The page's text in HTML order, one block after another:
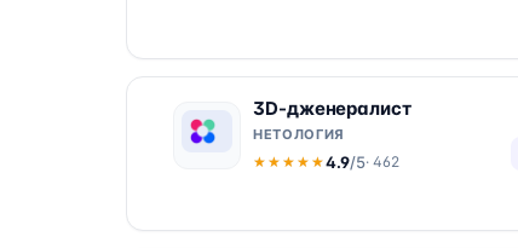
3D-дженералист
НЕТОЛОГИЯ
★★★★★
★★★★★4.9/5· 462